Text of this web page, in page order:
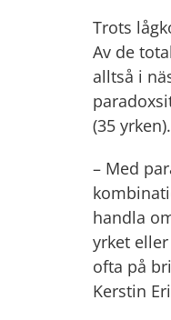
Trots
Av de
alltså i
(35 yrken).
– Med
handla
yrket
ofta på
Kerstin